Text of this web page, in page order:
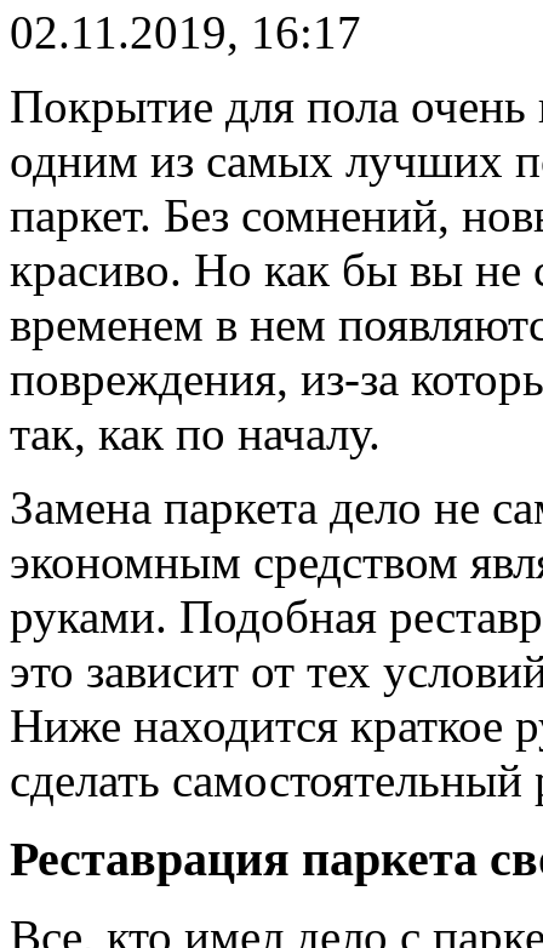
02.11.2019, 16:17
Покрытие для пола очень
одним из самых лучших
паркет. Без сомнений,
красиво. Но как бы вы не
временем в нем
повреждения, из-за
так, как по началу.
Замена паркета дело не
экономным средством
руками. Подобная
это зависит от тех
Ниже находится краткое
сделать
Реставрация паркета
Все, кто имел дело с